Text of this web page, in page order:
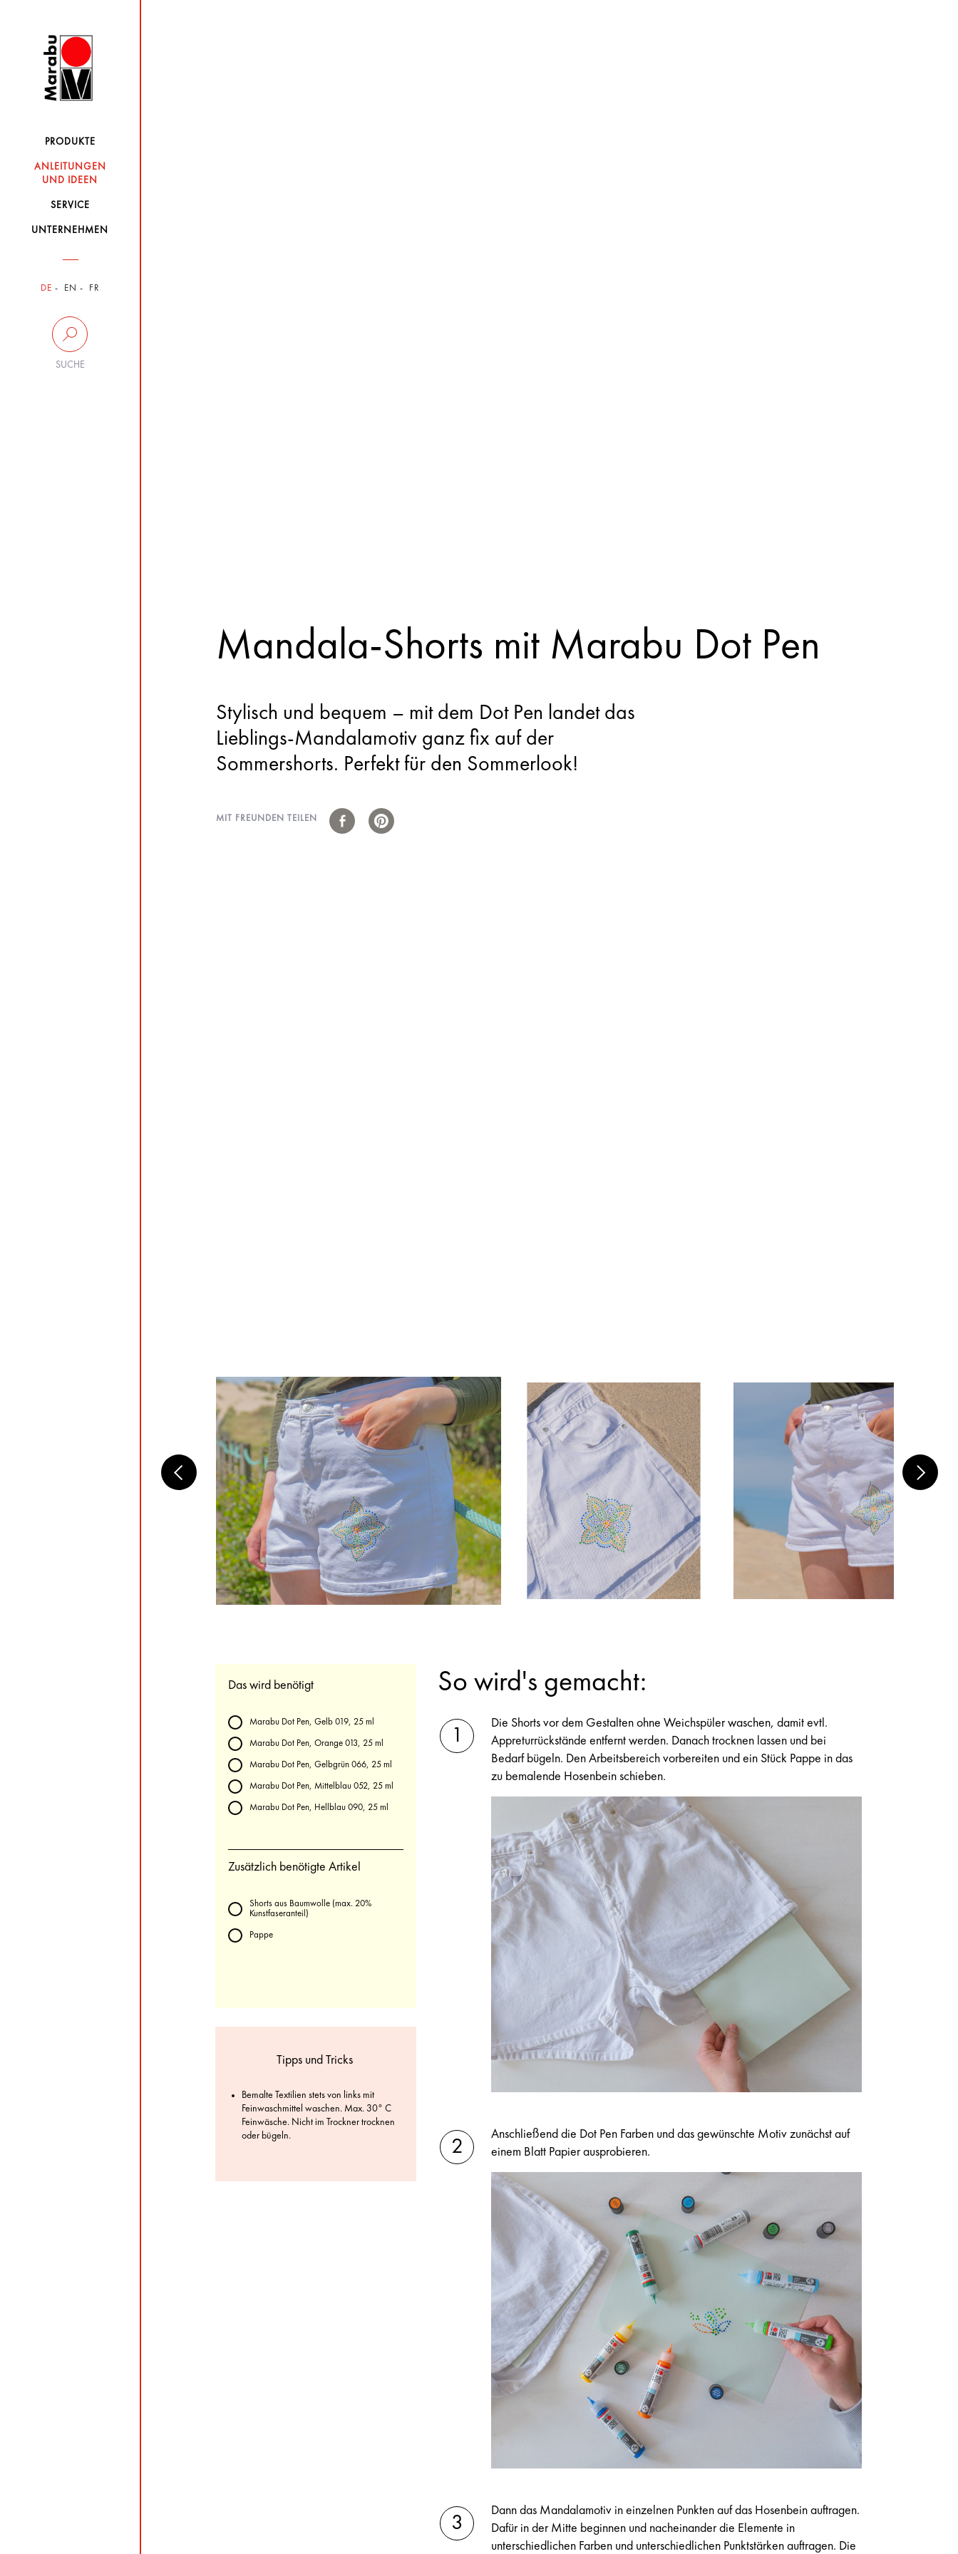
PRODUKTE
ANLEITUNGEN
UND IDEEN
SERVICE
UNTERNEHMEN
DE EN FR
SUCHE
Mandala-Shorts mit Marabu Dot Pen
Stylisch und bequem – mit dem Dot Pen landet das
Lieblings-Mandalamotiv ganz fix auf der
Sommershorts. Perfekt für den Sommerlook!
MIT FREUNDEN TEILEN
Das wird benötigt
Marabu Dot Pen, Gelb 019, 25 ml
Marabu Dot Pen, Orange 013, 25 ml
Marabu Dot Pen, Gelbgrün 066, 25 ml
Marabu Dot Pen, Mittelblau 052, 25 ml
Marabu Dot Pen, Hellblau 090, 25 ml
Zusätzlich benötigte Artikel
Shorts aus Baumwolle (max. 20%
Kunstfaseranteil)
Pappe
Tipps und Tricks
Bemalte Textilien stets von links mit
Feinwaschmittel waschen. Max. 30° C
Feinwäsche. Nicht im Trockner trocknen
oder bügeln.
So wird's gemacht:
Die Shorts vor dem Gestalten ohne Weichspüler waschen, damit evtl.
Appreturrückstände entfernt werden. Danach trocknen lassen und bei
Bedarf bügeln. Den Arbeitsbereich vorbereiten und ein Stück Pappe in das
zu bemalende Hosenbein schieben.
Anschließend die Dot Pen Farben und das gewünschte Motiv zunächst auf
einem Blatt Papier ausprobieren.
Dann das Mandalamotiv in einzelnen Punkten auf das Hosenbein auftragen.
Dafür in der Mitte beginnen und nacheinander die Elemente in
unterschiedlichen Farben und unterschiedlichen Punktstärken auftragen. Die